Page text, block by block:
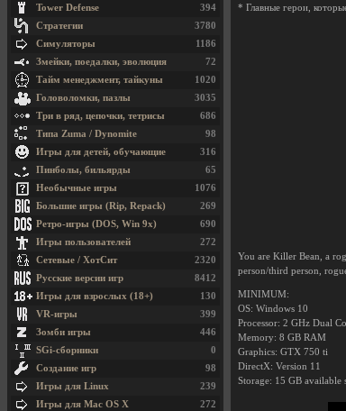
* Главные герои,
You are Killer Bean, a
person/third person,
MINIMUM:
OS: Windows 10
Processor: 2 GHz Dual
Memory: 8 GB RAM
Graphics: GTX 750 ti
DirectX: Version 11
Storage: 15 GB available
394
Tower Defense
3780
Стратегии
1186
Симуляторы
72
Змейки, поедалки, эволюция
1020
Тайм менеджмент, тайкуны
3035
Головоломки, пазлы
686
Три в ряд, цепочки, тетрисы
98
Типа Zuma / Dynomite
316
Игры для детей, обучающие
65
Пинболы, бильярды
1076
Необычные игры
269
Большие игры (Rip, Repack)
690
Ретро-игры (DOS, Win 9x)
272
Игры пользователей
2320
Сетевые / ХотСит
8412
Русские версии игр
130
Игры для взрослых (18+)
399
VR-игры
446
Зомби игры
0
SGi-сборники
98
Создание игр
239
Игры для Linux
272
Игры для Mac OS X